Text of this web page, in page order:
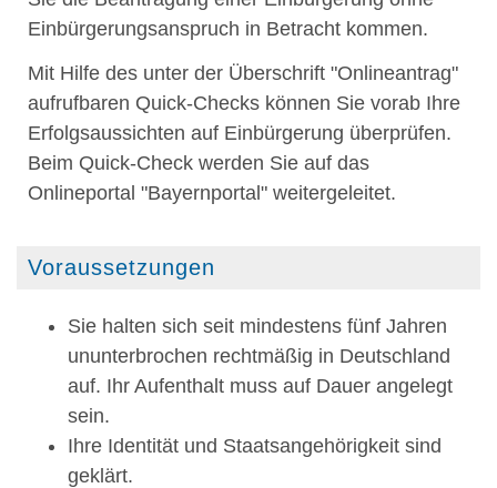
Einbürgerungsanspruch in Betracht kommen.
Mit Hilfe des unter der Überschrift "Onlineantrag"
aufrufbaren Quick-Checks können Sie vorab Ihre
Erfolgsaussichten auf Einbürgerung überprüfen.
Beim Quick-Check werden Sie auf das
Onlineportal "Bayernportal" weitergeleitet.
Voraussetzungen
Sie halten sich seit mindestens fünf Jahren
ununterbrochen rechtmäßig in Deutschland
auf. Ihr Aufenthalt muss auf Dauer angelegt
sein.
Ihre Identität und Staatsangehörigkeit sind
geklärt.